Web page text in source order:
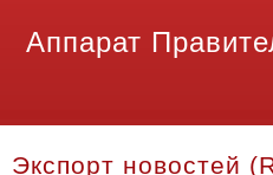
Аппарат
Экспорт новостей